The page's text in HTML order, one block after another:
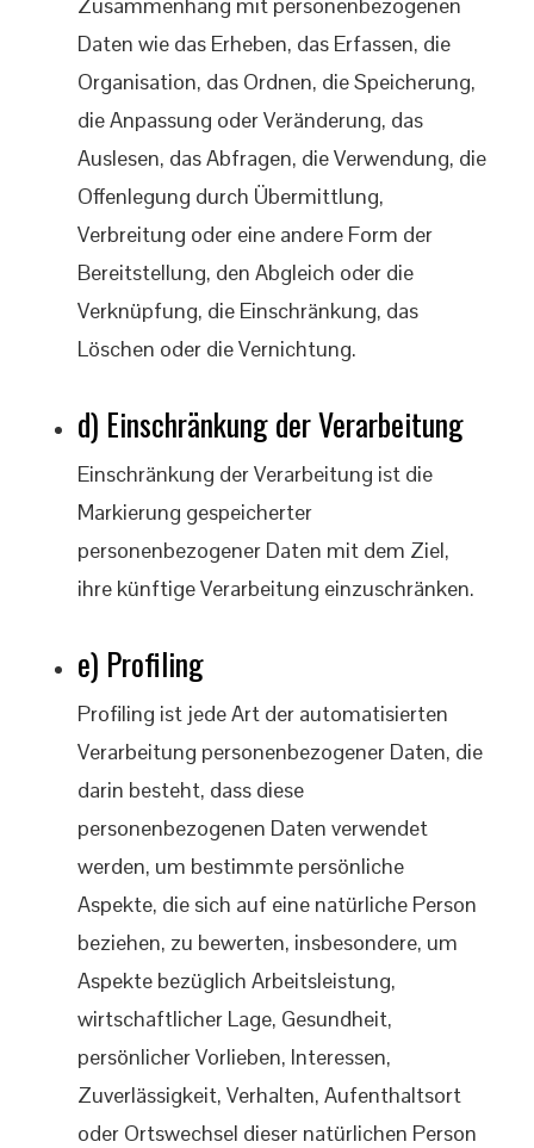
Daten wie das Erheben, das Erfassen, die
Organisation, das Ordnen, die Speicherung,
die Anpassung oder Veränderung, das
Auslesen, das Abfragen, die Verwendung, die
Offenlegung durch Übermittlung,
Verbreitung oder eine andere Form der
Bereitstellung, den Abgleich oder die
Verknüpfung, die Einschränkung, das
Löschen oder die Vernichtung.
d) Einschränkung der Verarbeitung
Einschränkung der Verarbeitung ist die
Markierung gespeicherter
personenbezogener Daten mit dem Ziel,
ihre künftige Verarbeitung einzuschränken.
e) Profiling
Profiling ist jede Art der automatisierten
Verarbeitung personenbezogener Daten, die
darin besteht, dass diese
personenbezogenen Daten verwendet
werden, um bestimmte persönliche
Aspekte, die sich auf eine natürliche Person
beziehen, zu bewerten, insbesondere, um
Aspekte bezüglich Arbeitsleistung,
wirtschaftlicher Lage, Gesundheit,
persönlicher Vorlieben, Interessen,
Zuverlässigkeit, Verhalten, Aufenthaltsort
oder Ortswechsel dieser natürlichen Person